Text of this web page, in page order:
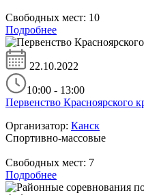
Свободных мест: 10
Подробнее
22.10.2022
10:00 - 13:00
Первенство Красноярского
Организатор: Канск
Спортивно-массовые
Свободных мест: 7
Подробнее